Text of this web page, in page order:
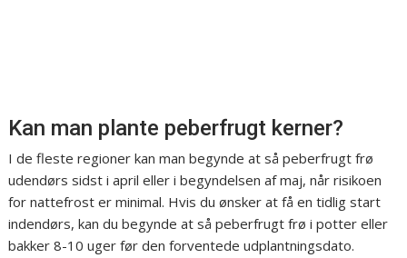
Kan man plante peberfrugt kerner?
I de fleste regioner kan man begynde at så peberfrugt frø
udendørs sidst i april eller i begyndelsen af maj, når risikoen
for nattefrost er minimal. Hvis du ønsker at få en tidlig start
indendørs, kan du begynde at så peberfrugt frø i potter eller
bakker 8-10 uger før den forventede udplantningsdato.